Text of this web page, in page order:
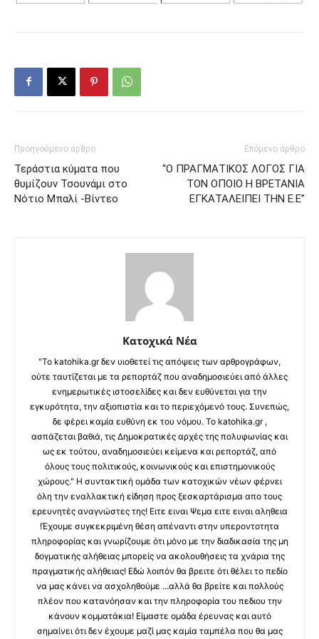
Προηγούμενο άρθρο
Τεράστια κύματα που
θυμίζουν Τσουνάμι στο
Νότιο Μπαλί -Βίντεο
Επόμενο άρθρο
“Ο ΠΡΑΓΜΑΤΙΚΟΣ ΛΟΓΟΣ ΓΙΑ
ΤΟΝ ΟΠΟΙΟ Η ΒΡΕΤΑΝΙΑ
ΕΓΚΑΤΑΛΕΙΠΕΙ ΤΗΝ Ε.Ε”
Κατοχικά Νέα
"Το katohika.gr δεν υιοθετεί τις απόψεις των αρθρογράφων,
ούτε ταυτίζεται με τα ρεπορτάζ που αναδημοσιεύει από άλλες
ενημερωτικές ιστοσελίδες και δεν ευθύνεται για την
εγκυρότητα, την αξιοπιστία και το περιεχόμενό τους. Συνεπώς,
δε φέρει καμία ευθύνη εκ του νόμου. Το katohika.gr ,
ασπάζεται βαθιά, τις Δημοκρατικές αρχές της πολυφωνίας και
ως εκ τούτου, αναδημοσιεύει κείμενα και ρεπορτάζ, από
όλους τους πολιτικούς, κοινωνικούς και επιστημονικούς
χώρους." Η συντακτική ομάδα των κατοχικών νέων φέρνει
όλη την εναλλακτική είδηση προς ξεσκαρτάρισμα απο τους
ερευνητές αναγνώστες της! Ειτε ειναι Ψεμα ειτε ειναι αληθεια
!Έχουμε συγκεκριμένη θέση απέναντι στην υπεροντοτητα
πληροφορίας και γνωρίζουμε ότι μόνο με την διαδικασία της μη
δογματικής αλήθειας μπορείς να ακολουθήσεις τα χνάρια της
πραγματικής αλήθειας! Εδώ λοιπόν θα βρειτε ότι θέλει το πεδίο
να μας κάνει να ασχοληθούμε ...αλλά θα βρείτε και πολλούς
πλέον που κατανόησαν και την πληροφορία του πεδιου την
κάνουν κομματάκια! Είμαστε ομάδα έρευνας και αυτό
σημαίνει ότι δεν έχουμε μαζί μας καμία ταμπέλα που θα μας